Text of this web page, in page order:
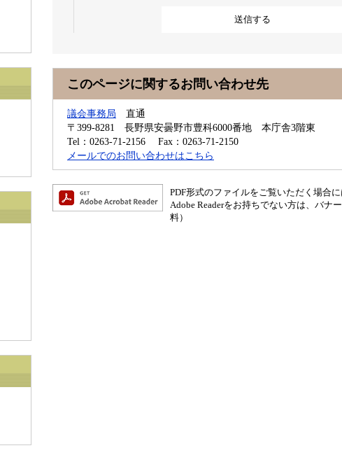
このページに関するお問い合わせ先
議会事務局
直通
〒399-8281
長野県安曇野市豊科6000番地 本庁舎3階東
Tel：0263-71-2156
Fax：0263-71-2150
メールでのお問い合わせはこちら
PDF形式のファイルをご覧いただく場合
Adobe Readerをお持ちでない方は、バナ
料）